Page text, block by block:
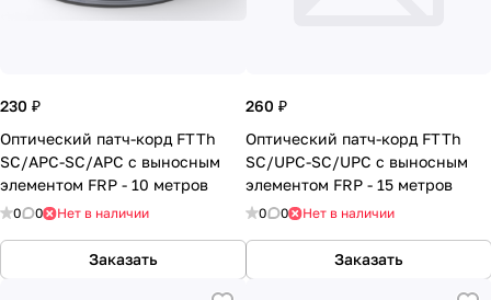
230 ₽
Оптический патч-корд FTTh
SC/APC-SC/APC с выносным
элементом FRP - 10 метров
0 0 Нет в наличии
Заказать
260 ₽
Оптический патч-корд FTTh
SC/UPC-SC/UPC с выносным
элементом FRP - 15 метров
0 0 Нет в наличии
Заказать